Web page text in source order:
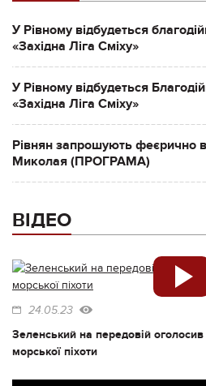
У Рівному відбудеться
«Західна Ліга Сміху»
У Рівному відбудеться
«Західна Ліга Сміху»
Рівнян запрошують феєрично
Миколая (ПРОГРАМА)
ВІДЕО
24.05.23
Зеленський на передовій
морської піхоти